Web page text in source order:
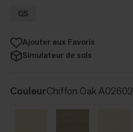
QS
Ajouter aux Favoris
Simulateur de sols
CouleurChiffon Oak A02602